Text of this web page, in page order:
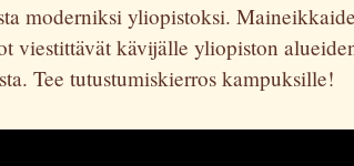
moderniksi yliopistoksi.
viestittävät kävijälle yliopiston
Tee tutustumiskierros kampuksille!